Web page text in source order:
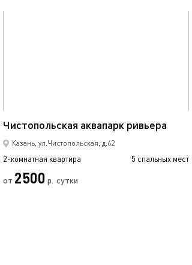
Чистопольская аквапарк ривьера
Казань, ул.Чистопольская, д.62
2-комнатная квартира 5 спальных мест
от 2500 р. сутки